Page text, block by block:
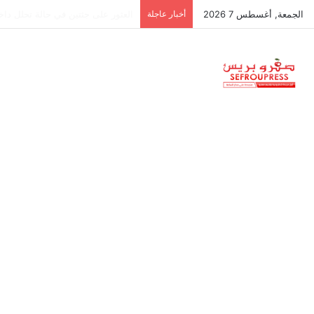
الجمعة, أغسطس 7 2026 أخبار عاجلة